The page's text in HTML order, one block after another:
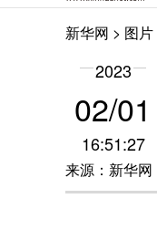
新华网 > 图片
2023
02/01
16:51:27
来源：新华网